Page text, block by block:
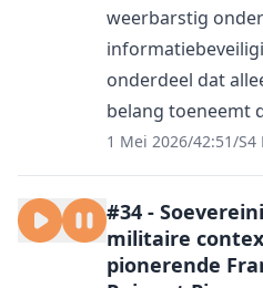
weerbarstig
onderdeel dat
belang toeneemt
1 Mei 2026/42:51/S4
#34 -
militaire
pionerende